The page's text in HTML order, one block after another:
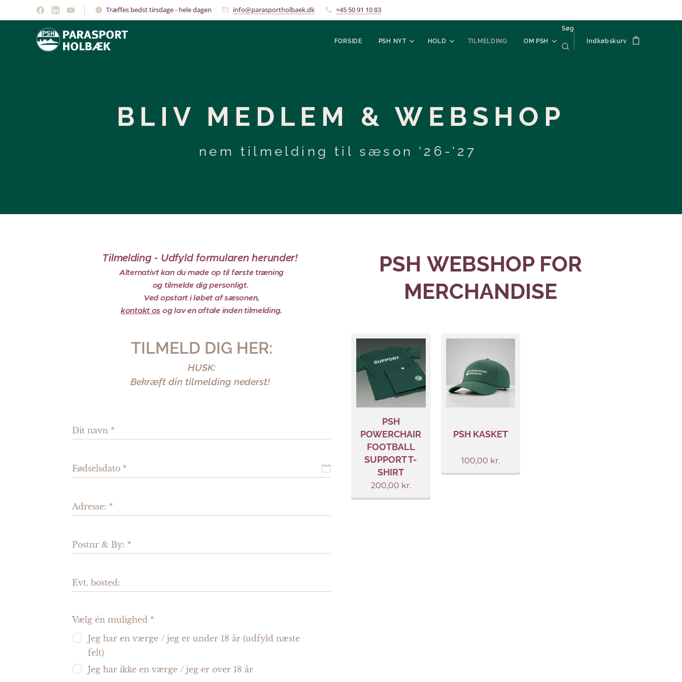
Træffes bedst tirsdage - hele dagen info@parasportholbaek.dk +45 50 91 10 83
FORSIDE PSH NYT HOLD TILMELDING OM PSH
Søg
Indkøbskurv
BLIV MEDLEM & WEBSHOP
nem tilmelding til sæson '26-'27
Tilmelding - Udfyld formularen herunder!
Alternativt kan du møde op til første træning
og tilmelde dig personligt.
Ved opstart i løbet af sæsonen,
kontakt os og lav en aftale inden tilmelding.
TILMELD DIG HER:
HUSK:
Bekræft din tilmelding nederst!
Dit navn
Fødselsdato
Adresse:
Postnr & By:
Evt. bosted:
Vælg én mulighed
Jeg har en værge / jeg er under 18 år (udfyld næste
felt)
Jeg har ikke en værge / jeg er over 18 år
PSH WEBSHOP FOR
MERCHANDISE
PSH
POWERCHAIR
FOOTBALL
SUPPORT T-
SHIRT
200,00 kr.
PSH KASKET
100,00 kr.